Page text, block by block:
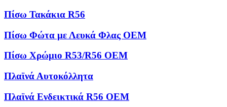
Πίσω Τακάκια R56
Πίσω Φώτα με Λευκά Φλας OEM
Πίσω Χρώμιο R53/R56 OEM
Πλαϊνά Αυτοκόλλητα
Πλαϊνά Ενδεικτικά R56 OEM